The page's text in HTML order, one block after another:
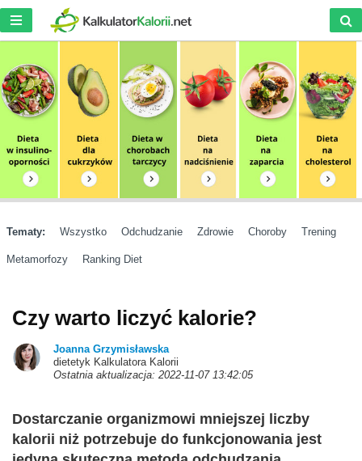
Tematy: Wszystko Odchudzanie Zdrowie Choroby Trening
Metamorfozy Ranking Diet
Czy warto liczyć kalorie?
Joanna Grzymisławska
dietetyk Kalkulatora Kalorii
Ostatnia aktualizacja: 2022-11-07 13:42:05
Dostarczanie organizmowi mniejszej liczby
kalorii niż potrzebuje do funkcjonowania jest